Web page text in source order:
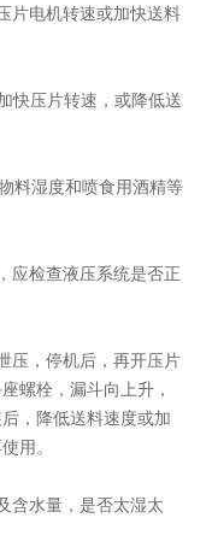
电机转速或加快送料
压片转速，或降低送
湿度和喷食用酒精等
检查液压系统是否正
，停机后，再开压片
螺栓，漏斗向上升，
，降低送料速度或加
用。
水量，是否太湿太